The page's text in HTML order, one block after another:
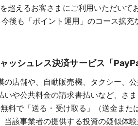
えるお客さまにご利用いただいて
後も「ポイント運用」のコース拡
ッシュレス決済サービス「
店舗や、自動販売機、タクシー、
いや公共料金の請求書払いなど、さ
料で「送る・受け取る」（送金ま
該事業者の提供する投資の疑似体